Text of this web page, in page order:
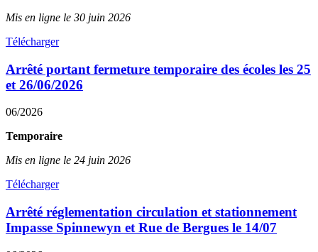
Mis en ligne le 30 juin 2026
Télécharger
Arrêté portant fermeture temporaire des écoles les 25
et 26/06/2026
06/2026
Temporaire
Mis en ligne le 24 juin 2026
Télécharger
Arrêté réglementation circulation et stationnement
Impasse Spinnewyn et Rue de Bergues le 14/07